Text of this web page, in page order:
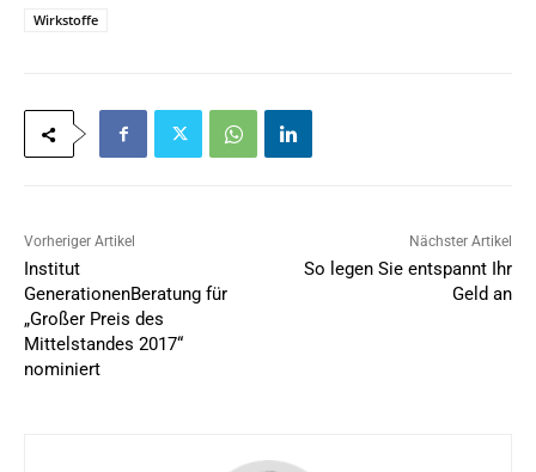
Wirkstoffe
Vorheriger Artikel
Institut
GenerationenBeratung für
„Großer Preis des
Mittelstandes 2017“
nominiert
Nächster Artikel
So legen Sie entspannt Ihr
Geld an